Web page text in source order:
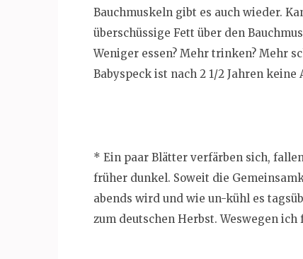
Bauchmuskeln gibt es auch wieder.
überschüssige Fett über den
Weniger essen? Mehr trinken? Mehr
Babyspeck ist nach 2 1/2 Jahren keine
* Ein paar Blätter verfärben sich,
früher dunkel. Soweit die
abends wird und wie un-kühl es
zum deutschen Herbst. Weswegen ich